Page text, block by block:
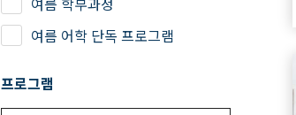
여름 어학 단독 프로그램
프로그램